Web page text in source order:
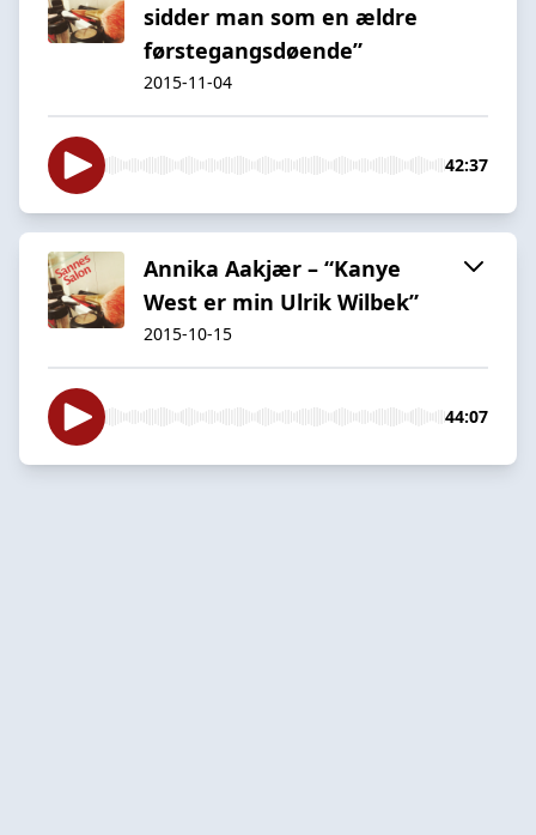
sidder man som en ældre
førstegangsdøende”
2015-11-04
42:37
Annika Aakjær – “Kanye
West er min Ulrik Wilbek”
2015-10-15
44:07